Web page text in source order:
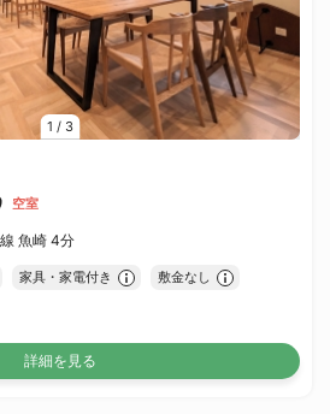
1 / 3
空室
魚崎 4分
家具・家電付き 敷金なし
詳細を見る